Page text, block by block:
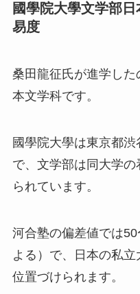
國學院大學文学部
易度
桑田龍征氏が進学した
本文学科です。
國學院大學は東京都
で、文学部は同大学
られています。
河合塾の偏差値では
よる）で、日本の私
位置づけられます。